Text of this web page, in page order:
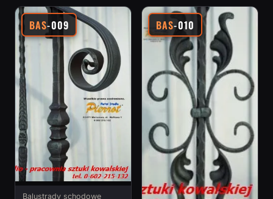
BAS-009
Balustrady schodowe
BAS-010